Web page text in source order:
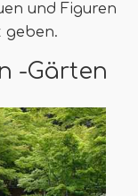
und Figuren
geben.
-Gärten